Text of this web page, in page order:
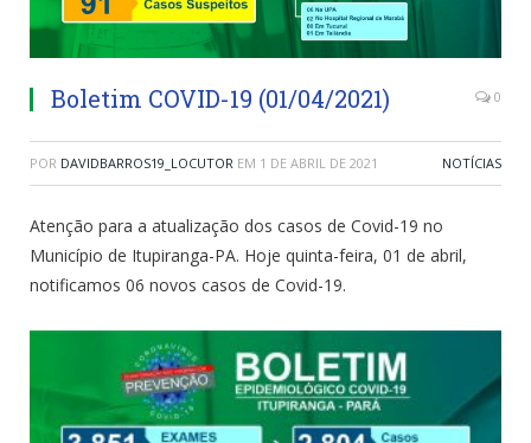
Boletim COVID-19 (01/04/2021) 0
POR DAVIDBARROS19_LOCUTOR EM 1 DE ABRIL DE 2021 NOTÍCIAS
Atenção para a atualização dos casos de Covid-19 no
Município de Itupiranga-PA. Hoje quinta-feira, 01 de abril,
notificamos 06 novos casos de Covid-19.